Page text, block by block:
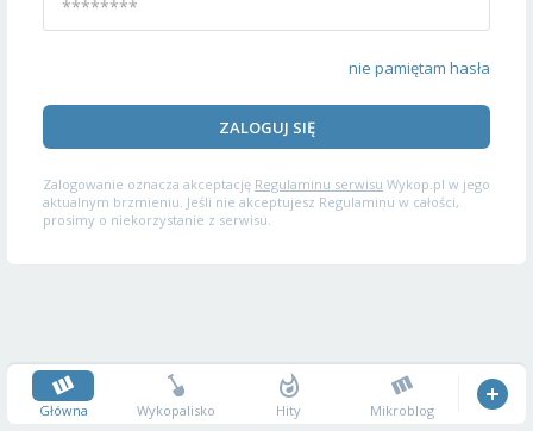
nie pamiętam hasła
ZALOGUJ SIĘ
Zalogowanie oznacza akceptację Regulaminu serwisu Wykop.pl w jego
aktualnym brzmieniu. Jeśli nie akceptujesz Regulaminu w całości,
prosimy o niekorzystanie z serwisu.
Główna Wykopalisko Hity Mikroblog